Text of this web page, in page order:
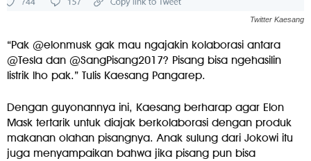
Twitter Kaesang
“Pak @elonmusk gak mau ngajakin kolaborasi antara
@Tesla dan @SangPisang2017? Pisang bisa ngehasilin
listrik lho pak.” Tulis Kaesang Pangarep.
Dengan guyonannya ini, Kaesang berharap agar Elon
Mask tertarik untuk diajak berkolaborasi dengan produk
makanan olahan pisangnya. Anak sulung dari Jokowi itu
juga menyampaikan bahwa jika pisang pun bisa